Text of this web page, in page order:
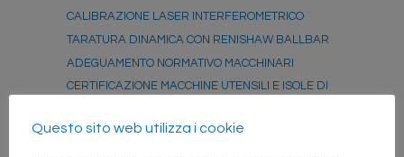
CALIBRAZIONE LASER INTERFEROMETRICO
TARATURA DINAMICA CON RENISHAW BALLBAR
ADEGUAMENTO NORMATIVO MACCHINARI
CERTIFICAZIONE MACCHINE UTENSILI E ISOLE DI
CORSI DI FORMAZIONE
Questo sito web utilizza i cookie